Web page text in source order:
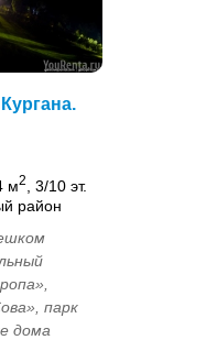
м2
, 3/10 эт.
район
парк
дома